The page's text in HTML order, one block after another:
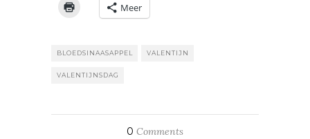
Meer
BLOEDSINAASAPPEL VALENTIJN
VALENTIJNSDAG
0 Comments